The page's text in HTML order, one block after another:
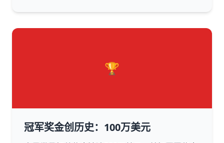
🏆
冠军奖金创历史：100万美元